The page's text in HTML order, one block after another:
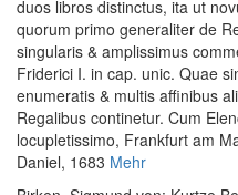
duos libros distinctus, ita ut
quorum primo generaliter de
singularis & amplissimus
Friderici I. in cap. unic. Quae
enumeratis & multis affinibus
Regalibus continetur. Cum
locupletissimo, Frankfurt am
Daniel, 1683 Mehr